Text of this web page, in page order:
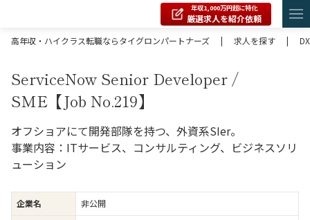
年収1,000万円超に特化
厳選求人を紹介依頼
高年収・ハイクラス転職ならタイグロンパートナーズ
| 求人を探す |
ServiceNow Senior Developer /
SME【Job No.219】
オフショアにて開発部隊を持つ、外資系SIer。
事業内容：ITサービス、コンサルティング、ビジネスソリ
ューション
企業名
非公開